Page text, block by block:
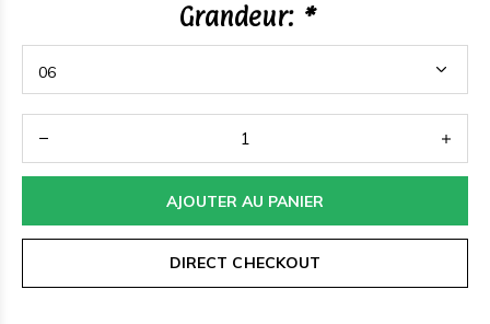
Grandeur: *
AJOUTER AU PANIER
DIRECT CHECKOUT